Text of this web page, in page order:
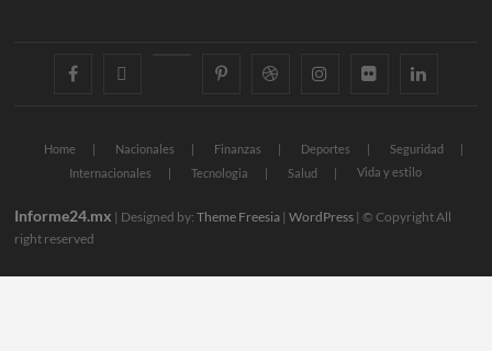
facebook googlepluspinterestdribbble instagramflickr linkedin
Home Nacionales Finanzas Deportes
Seguridad
Internacionales
Tecnologia Salud Vida y estilo
Informe24.mx | Designed by:Theme Freesia |WordPress | © Copyright All
right reserved